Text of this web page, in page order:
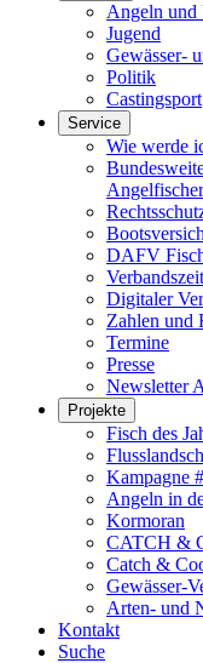
Angeln und
Jugend
Gewässer-
Politik
Castingsport
Service
Wie werde
DAFV
Digitaler
Zahlen und
Termine
Presse
Newsletter
Projekte
Fisch des
Kampagne
Angeln in
Kormoran
CATCH &
Catch &
Gewässer-
Arten- und
Kontakt
Suche